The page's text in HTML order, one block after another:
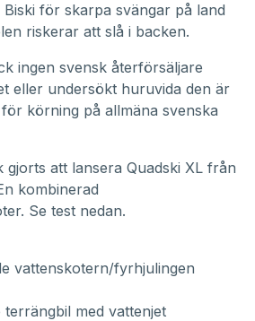
för skarpa svängar på land
riskerar att slå i backen.
ingen svensk återförsäljare
eller undersökt huruvida den är
körning på allmäna svenska
att lansera Quadski XL från
kombinerad
Se test nedan.
vattenskotern/fyrhjulingen
terrängbil med vattenjet